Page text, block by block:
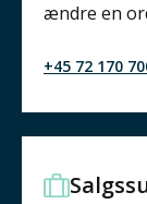
ændre en
+45 72 170